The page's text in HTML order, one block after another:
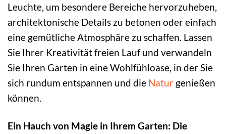
Leuchte, um besondere Bereiche hervorzuheben,
architektonische Details zu betonen oder einfach
eine gemütliche Atmosphäre zu schaffen. Lassen
Sie Ihrer Kreativität freien Lauf und verwandeln
Sie Ihren Garten in eine Wohlfühloase, in der Sie
sich rundum entspannen und die Natur genießen
können.
Ein Hauch von Magie in Ihrem Garten: Die